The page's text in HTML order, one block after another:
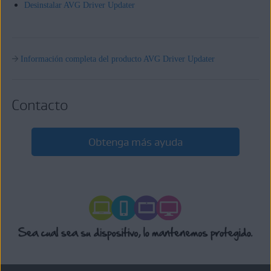
Desinstalar AVG Driver Updater
Información completa del producto AVG Driver Updater
Contacto
Obtenga más ayuda